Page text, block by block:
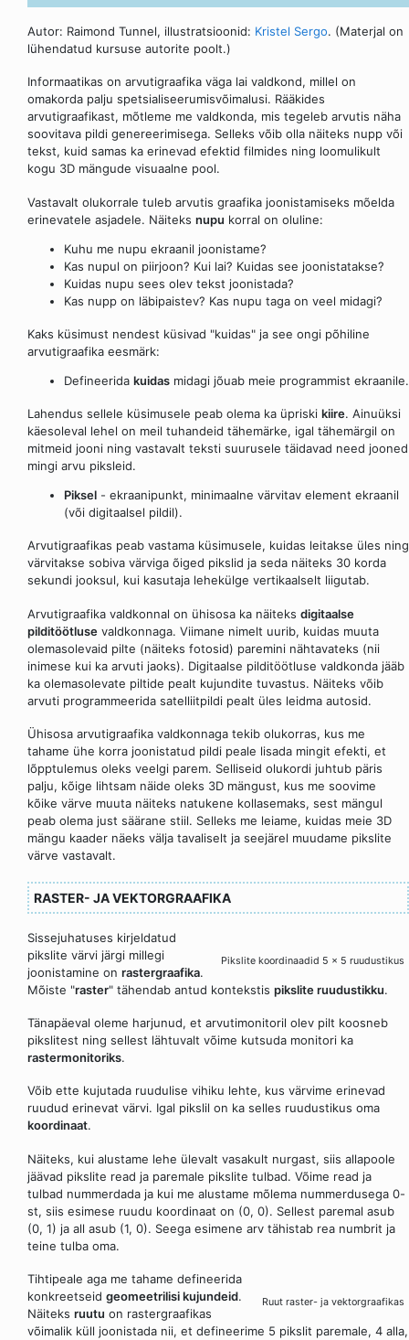
Autor: Raimond Tunnel, illustratsioonid: Kristel Sergo. (Materjal on
lühendatud kursuse autorite poolt.)
Informaatikas on arvutigraafika väga lai valdkond, millel on
omakorda palju spetsialiseerumisvõimalusi. Rääkides
arvutigraafikast, mõtleme me valdkonda, mis tegeleb arvutis näha
soovitava pildi genereerimisega. Selleks võib olla näiteks nupp või
tekst, kuid samas ka erinevad efektid filmides ning loomulikult
kogu 3D mängude visuaalne pool.
Vastavalt olukorrale tuleb arvutis graafika joonistamiseks mõelda
erinevatele asjadele. Näiteks nupu korral on oluline:
Kuhu me nupu ekraanil joonistame?
Kas nupul on piirjoon? Kui lai? Kuidas see joonistatakse?
Kuidas nupu sees olev tekst joonistada?
Kas nupp on läbipaistev? Kas nupu taga on veel midagi?
Kaks küsimust nendest küsivad "kuidas" ja see ongi põhiline
arvutigraafika eesmärk:
Defineerida kuidas midagi jõuab meie programmist ekraanile.
Lahendus sellele küsimusele peab olema ka üpriski kiire. Ainuüksi
käesoleval lehel on meil tuhandeid tähemärke, igal tähemärgil on
mitmeid jooni ning vastavalt teksti suurusele täidavad need jooned
mingi arvu piksleid.
Piksel - ekraanipunkt, minimaalne värvitav element ekraanil
(või digitaalsel pildil).
Arvutigraafikas peab vastama küsimusele, kuidas leitakse üles ning
värvitakse sobiva värviga õiged pikslid ja seda näiteks 30 korda
sekundi jooksul, kui kasutaja lehekülge vertikaalselt liigutab.
Arvutigraafika valdkonnal on ühisosa ka näiteks digitaalse
pilditöötluse valdkonnaga. Viimane nimelt uurib, kuidas muuta
olemasolevaid pilte (näiteks fotosid) paremini nähtavateks (nii
inimese kui ka arvuti jaoks). Digitaalse pilditöötluse valdkonda jääb
ka olemasolevate piltide pealt kujundite tuvastus. Näiteks võib
arvuti programmeerida satelliitpildi pealt üles leidma autosid.
Ühisosa arvutigraafika valdkonnaga tekib olukorras, kus me
tahame ühe korra joonistatud pildi peale lisada mingit efekti, et
lõpptulemus oleks veelgi parem. Selliseid olukordi juhtub päris
palju, kõige lihtsam näide oleks 3D mängust, kus me soovime
kõike värve muuta näiteks natukene kollasemaks, sest mängul
peab olema just säärane stiil. Selleks me leiame, kuidas meie 3D
mängu kaader näeks välja tavaliselt ja seejärel muudame pikslite
värve vastavalt.
RASTER- JA VEKTORGRAAFIKA
Pikslite koordinaadid 5 x 5 ruudustikus
Sissejuhatuses kirjeldatud
pikslite värvi järgi millegi
joonistamine on rastergraafika.
Mõiste "raster" tähendab antud kontekstis pikslite ruudustikku.
Tänapäeval oleme harjunud, et arvutimonitoril olev pilt koosneb
pikslitest ning sellest lähtuvalt võime kutsuda monitori ka
rastermonitoriks.
Võib ette kujutada ruudulise vihiku lehte, kus värvime erinevad
ruudud erinevat värvi. Igal pikslil on ka selles ruudustikus oma
koordinaat.
Näiteks, kui alustame lehe ülevalt vasakult nurgast, siis allapoole
jäävad pikslite read ja paremale pikslite tulbad. Võime read ja
tulbad nummerdada ja kui me alustame mõlema nummerdusega 0-
st, siis esimese ruudu koordinaat on (0, 0). Sellest paremal asub
(0, 1) ja all asub (1, 0). Seega esimene arv tähistab rea numbrit ja
teine tulba oma.
Ruut raster- ja vektorgraafikas
Tihtipeale aga me tahame defineerida
konkreetseid geomeetrilisi kujundeid.
Näiteks ruutu on rastergraafikas
võimalik küll joonistada nii, et defineerime 5 pikslit paremale, 4 alla,